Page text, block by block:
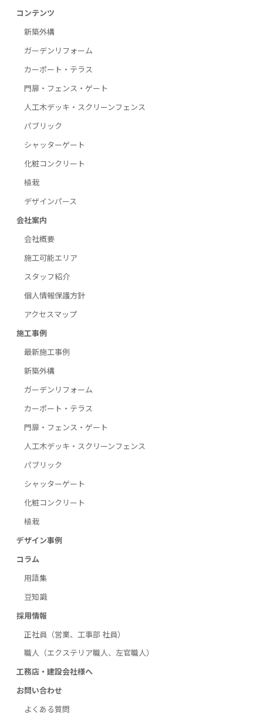
コンテンツ
新築外構
ガーデンリフォーム
カーポート・テラス
門扉・フェンス・ゲート
人工木デッキ・スクリーンフェンス
パブリック
シャッターゲート
化粧コンクリート
植栽
デザインパース
会社案内
会社概要
施工可能エリア
スタッフ紹介
個人情報保護方針
アクセスマップ
施工事例
最新施工事例
新築外構
ガーデンリフォーム
カーポート・テラス
門扉・フェンス・ゲート
人工木デッキ・スクリーンフェンス
パブリック
シャッターゲート
化粧コンクリート
植栽
デザイン事例
コラム
用語集
豆知識
採用情報
正社員（営業、工事部 社員）
職人（エクステリア職人、左官職人）
工務店・建設会社様へ
お問い合わせ
よくある質問